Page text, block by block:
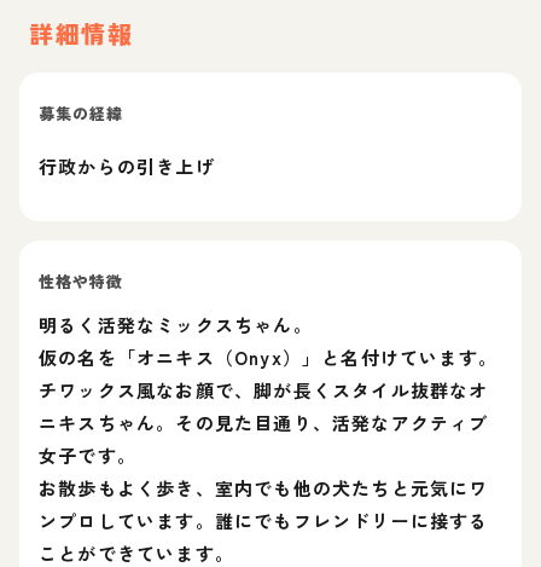
詳細情報
募集の経緯
行政からの引き上げ
性格や特徴
明るく活発なミックスちゃん。
仮の名を「オニキス（Onyx）」と名付けています。
チワックス風なお顔で、脚が長くスタイル抜群なオ
ニキスちゃん。その見た目通り、活発なアクティブ
女子です。
お散歩もよく歩き、室内でも他の犬たちと元気にワ
ンプロしています。誰にでもフレンドリーに接する
ことができています。